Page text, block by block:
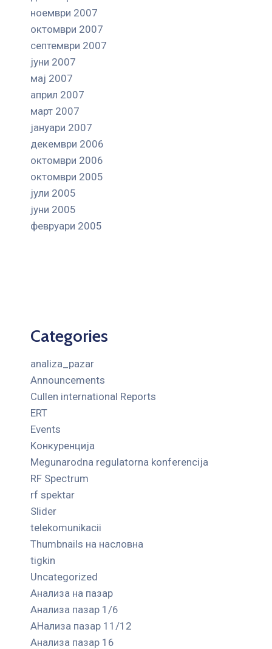
ноември 2007
октомври 2007
септември 2007
јуни 2007
мај 2007
април 2007
март 2007
јануари 2007
декември 2006
октомври 2006
октомври 2005
јули 2005
јуни 2005
февруари 2005
Categories
analiza_pazar
Announcements
Cullen international Reports
ERT
Events
Kонкуренција
Megunarodna regulatorna konferencija
RF Spectrum
rf spektar
Slider
telekomunikacii
Thumbnails на насловна
tigkin
Uncategorized
Анализа на пазар
Анализа пазар 1/6
АНализа пазар 11/12
Анализа пазар 16